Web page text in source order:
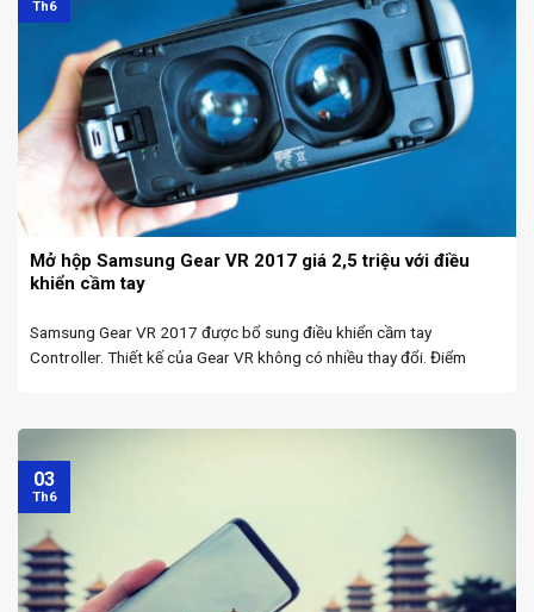
Mở hộp Samsung Gear VR 2017 giá 2,5 triệu với điều
khiển cầm tay
Samsung Gear VR 2017 được bổ sung điều khiển cầm tay
Controller. Thiết kế của Gear VR không có nhiều thay đổi. Điểm
Th6
03
Th6